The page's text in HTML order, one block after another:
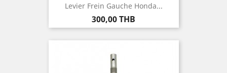
Levier Frein Gauche Honda...
Prix
300,00 THB